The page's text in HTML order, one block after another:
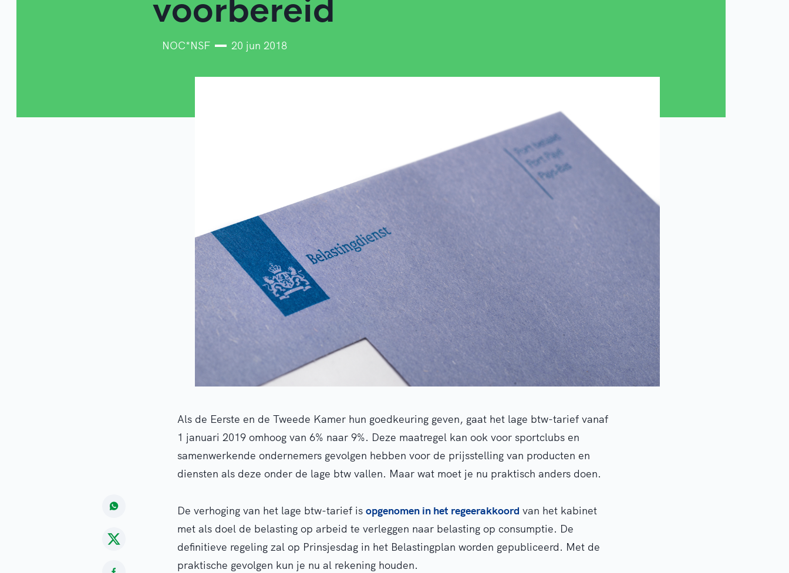
voorbereid
NOC*NSF 20 jun 2018
Als de Eerste en de Tweede Kamer hun goedkeuring geven, gaat het lage btw-tarief vanaf
1 januari 2019 omhoog van 6% naar 9%. Deze maatregel kan ook voor sportclubs en
samenwerkende ondernemers gevolgen hebben voor de prijsstelling van producten en
diensten als deze onder de lage btw vallen. Maar wat moet je nu praktisch anders doen.
De verhoging van het lage btw-tarief is opgenomen in het regeerakkoord van het kabinet
met als doel de belasting op arbeid te verleggen naar belasting op consumptie. De
definitieve regeling zal op Prinsjesdag in het Belastingplan worden gepubliceerd. Met de
praktische gevolgen kun je nu al rekening houden.